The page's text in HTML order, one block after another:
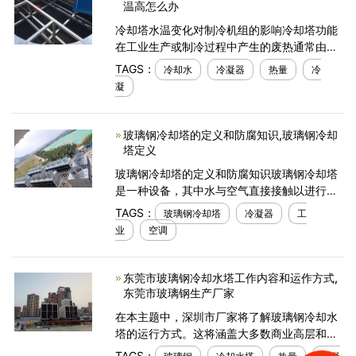
温高怎么办
冷却塔水温变化对制冷机组的影响冷却塔功能
在工业生产或制冷过程中产生的废热通常由冷
却水带走。河，河，湖，海等天然水吸收一定
量的水作为冷却水，冷却过程中设备吸收废热
以提高水温，然
TAGS： 冷却水 冷凝器 热量
冷
凝
玻璃钢冷却塔的定义和防腐知识,玻璃钢冷却
塔定义
玻璃钢冷却塔的定义和防腐知识玻璃钢冷却塔
是一种设备，其中水与空气直接接触以进行热
交换。机械玻璃钢冷却塔它主要由风扇，电动
机，填料，播种系统，塔，水盘等组成。主要
通过风扇在较低温
TAGS： 玻璃钢冷却塔 冷凝器
工
业
空调
东莞市玻璃钢冷却水塔工作内容和运作方式,
东莞市玻璃钢生产厂家
在本主题中，深圳市厂家将了解玻璃钢冷却水
塔的运行方式。这将涵盖大多数商业高层和工
业场所中常见的&ldquo;湿式&rdquo;或